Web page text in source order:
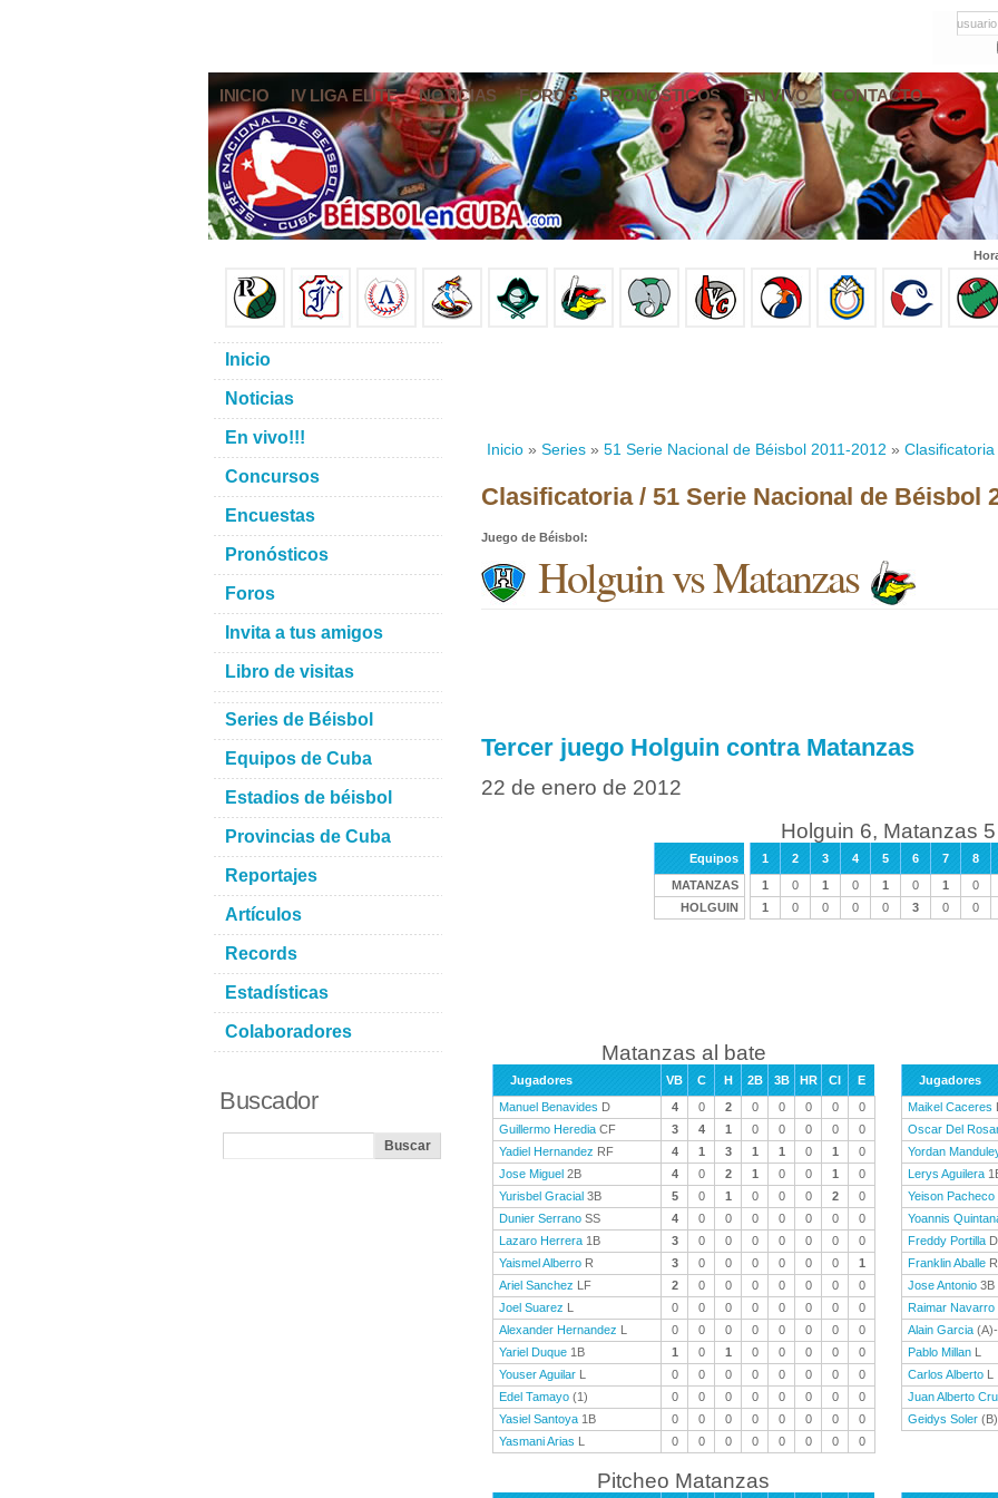
INICIO IV LIGA ELITE NOTICIAS FOROS PRONÓSTICOS EN VIVO CONTACTO
Inicio » Series » 51 Serie Nacional de Béisbol 2011-2012 » Clasificatoria
Clasificatoria / 51 Serie Nacional de Béisbol
Juego de Béisbol:
Holguin vs Matanzas
Tercer juego Holguin contra Matanzas
22 de enero de 2012
Holguin 6, Matanzas 5
Equipos 1 2 3 4 5 6 7 8
MATANZAS
1 0 1 0 1 0 1 0
HOLGUIN
1 0 0 0 0 3 0 0
Matanzas al bate
Jugadores VB C H 2B 3B HR CI
E
Manuel Benavides D 4 0 2 0 0 0 0
0
Guillermo Heredia CF 3 4 1 0 0 0 0
0
Yadiel Hernandez RF 4 1 3 1 1 0 1
0
Jose Miguel 2B 4 0 2 1 0 0 1
0
Yurisbel Gracial 3B 5 0 1 0 0 0 2
0
Dunier Serrano SS 4 0 0 0 0 0 0
0
Lazaro Herrera 1B 3 0 0 0 0 0 0
0
Yaismel Alberro R 3 0 0 0 0 0 0
1
Ariel Sanchez LF 2 0 0 0 0 0 0
0
Joel Suarez L 0 0 0 0 0 0 0
0
Alexander Hernandez L 0 0 0 0 0 0 0
0
Yariel Duque 1B 1 0 1 0 0 0 0
0
Youser Aguilar L 0 0 0 0 0 0 0
0
Edel Tamayo (1) 0 0 0 0 0 0 0
0
Yasiel Santoya 1B 0 0 0 0 0 0 0
0
Yasmani Arias L 0 0 0 0 0 0 0 0
Jugadores
Maikel Caceres
Oscar Del
Yordan
Lerys Aguilera
Yeison Pacheco
Yoannis
Freddy Portilla D
Franklin Aballe R
Jose Antonio 3B
Raimar Navarro
Alain Garcia
Pablo Millan L
Carlos Alberto L
Juan Alberto
Geidys Soler
Pitcheo Matanzas
Inicio
Noticias
En vivo!!!
Concursos
Encuestas
Pronósticos
Foros
Invita a tus amigos
Libro de visitas
Series de Béisbol
Equipos de Cuba
Estadios de béisbol
Provincias de Cuba
Reportajes
Artículos
Records
Estadísticas
Colaboradores
Buscador